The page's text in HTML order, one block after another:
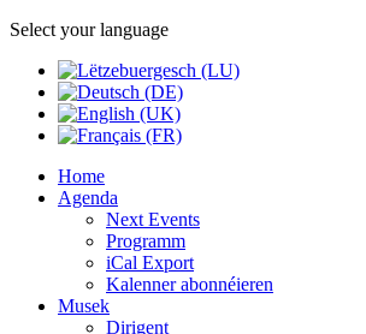
Select your language
Home
Agenda
Next Events
Programm
iCal Export
Kalenner abonnéieren
Musek
Dirigent